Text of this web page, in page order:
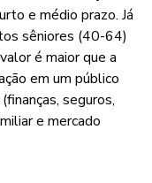
e médio prazo. Já
sêniores (40-64)
é maior que a
em um público
seguros,
e mercado